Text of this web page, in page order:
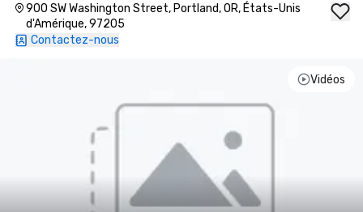
900 SW Washington Street, Portland, OR, États-Unis
d'Amérique, 97205
Contactez-nous
Vidéos